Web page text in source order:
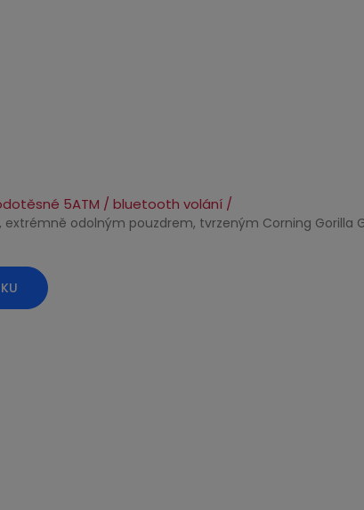
5ATM / bluetooth volání /
extrémně odolným pouzdrem, tvrzeným Corning